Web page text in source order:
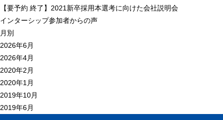
【要予約 終了】2021新卒採用本選考に向けた会社説明会
インターシップ参加者からの声
月別
2026年6月
2026年4月
2020年2月
2020年1月
2019年10月
2019年6月